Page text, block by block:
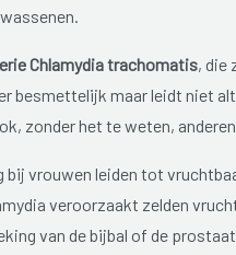
Chlamydia trachomatis, die
besmettelijk maar leidt niet
zonder het te weten,
vrouwen leiden tot
veroorzaakt zelden
van de bijbal of de